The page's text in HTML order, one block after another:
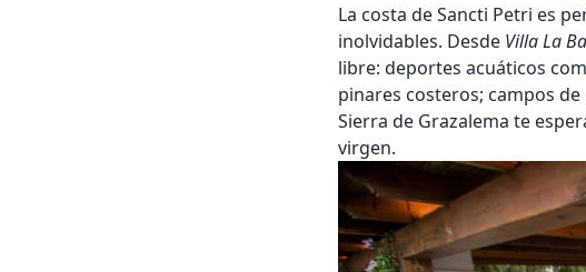
La costa de Sancti Petri es
inolvidables. Desde Villa La
libre: deportes acuáticos
pinares costeros; campos
Sierra de Grazalema te
virgen.